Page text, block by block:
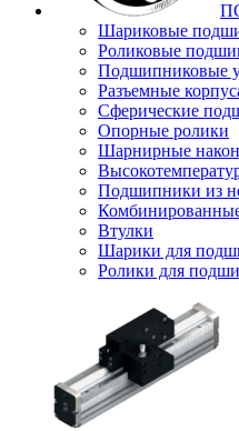
Шариковые
Роликовые
Подшипниковые
Разъемные
Сферические
Опорные ролики
Шарнирные
Подшипники из
Втулки
Шарики для
Ролики для